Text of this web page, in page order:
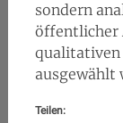
sondern
öffentlicher
qualitativen
ausgewählt
Teilen: